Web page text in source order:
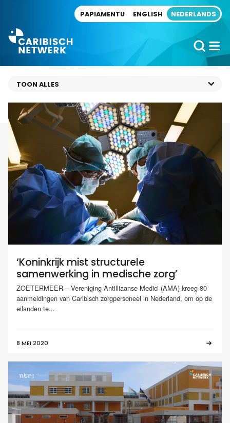
PAPIAMENTU ENGLISH NEDERLANDS
‘Koninkrijk mist structurele
samenwerking in medische zorg’
ZOETERMEER – Vereniging Antilliaanse Medici (AMA) kreeg 80
aanmeldingen van Caribisch zorgpersoneel in Nederland, om op de
eilanden te...
8 MEI 2020